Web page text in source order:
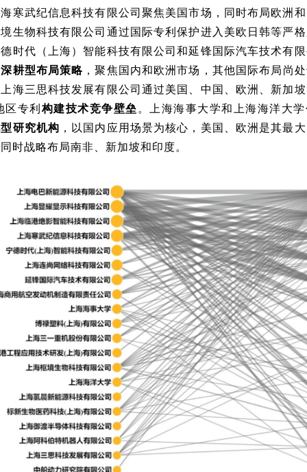
寒武纪信息科技有限公司聚焦美国市场，同时布局欧洲
生物科技有限公司通过国际专利保护进入美欧日韩等严
时代（上海）智能科技有限公司和延锋国际汽车技术有
耕型布局策略 ，聚焦国内和欧洲市场，其他国际布局尚
海三思科技发展有限公司通过美国、中国、欧洲、新加
区专利构建技术竞争壁垒 。上海海事大学和上海海洋大
研究机构 ，以国内应用场景为核心，美国、欧洲是其最
时战略布局南非、新加坡和印度。